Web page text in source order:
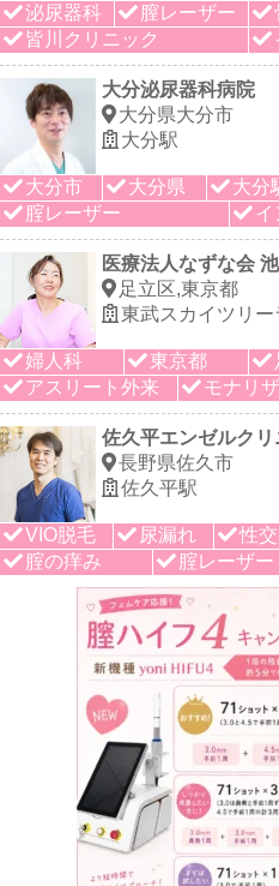
泌尿器科
膣レーザー
皆川クリニック
大分泌尿器科病院
大分県大分市
大分駅
大分市 大分県 大分
腟レーザー
医療法人なずな会
足立区,東京都
東武スカイツリ
婦人科 東京都
アスリート外来
モナリ
佐久平エンゼルクリ
長野県佐久市
佐久平駅
VIO脱毛 尿漏れ 性
腟の痒み
腟レーザー